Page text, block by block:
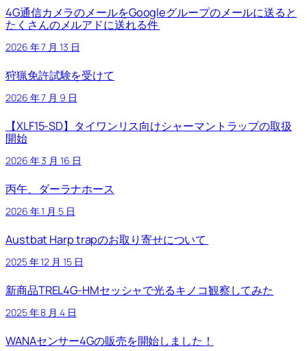
4G通信カメラのメールをGoogleグループのメールに送ると
たくさんのメルアドに送れる件
2026 年 7 月 13 日
狩猟免許試験を受けて
2026 年 7 月 9 日
【XLF15-SD】タイワンリス向けシャーマントラップの取扱
開始
2026 年 3 月 16 日
丙午、ダーラナホース
2026 年 1 月 5 日
Austbat Harp trapのお取り寄せについて
2025 年 12 月 15 日
新商品TREL4G-HMセッシャで光るキノコ観察してみた
2025 年 8 月 4 日
WANAセンサー4Gの販売を開始しました！